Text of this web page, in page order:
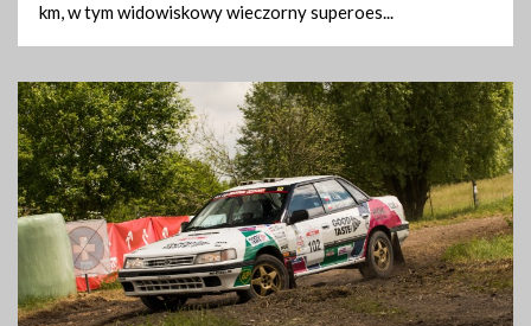
km, w tym widowiskowy wieczorny superoes...